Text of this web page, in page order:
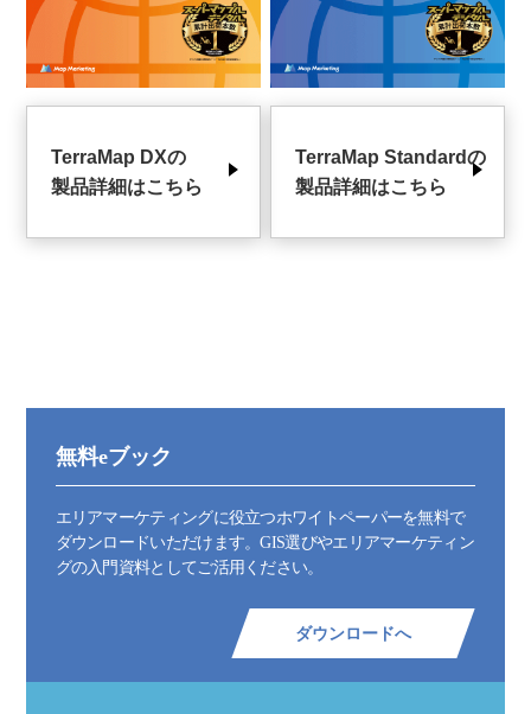
TerraMap DXの
製品詳細はこちら
TerraMap Standardの
製品詳細はこちら
無料eブック
エリアマーケティングに役立つホワイトペーパーを無料で
ダウンロードいただけます。GIS選びやエリアマーケティン
グの入門資料としてご活用ください。
ダウンロードへ